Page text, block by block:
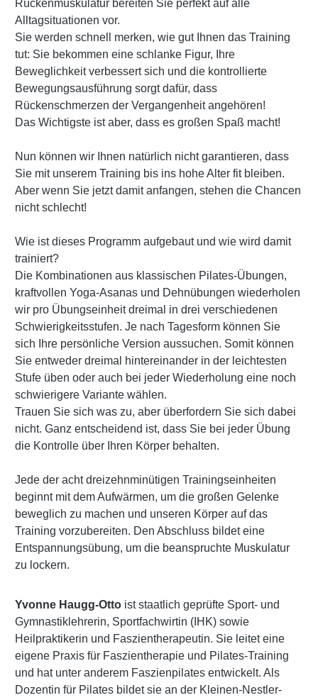
Rückenmuskulatur bereiten Sie perfekt auf alle
Alltagsituationen vor.
Sie werden schnell merken, wie gut Ihnen das Training
tut: Sie bekommen eine schlanke Figur, Ihre
Beweglichkeit verbessert sich und die kontrollierte
Bewegungsausführung sorgt dafür, dass
Rückenschmerzen der Vergangenheit angehören!
Das Wichtigste ist aber, dass es großen Spaß macht!
Nun können wir Ihnen natürlich nicht garantieren, dass
Sie mit unserem Training bis ins hohe Alter fit bleiben.
Aber wenn Sie jetzt damit anfangen, stehen die Chancen
nicht schlecht!
Wie ist dieses Programm aufgebaut und wie wird damit
trainiert?
Die Kombinationen aus klassischen Pilates-Übungen,
kraftvollen Yoga-Asanas und Dehnübungen wiederholen
wir pro Übungseinheit dreimal in drei verschiedenen
Schwierigkeitsstufen. Je nach Tagesform können Sie
sich Ihre persönliche Version aussuchen. Somit können
Sie entweder dreimal hintereinander in der leichtesten
Stufe üben oder auch bei jeder Wiederholung eine noch
schwierigere Variante wählen.
Trauen Sie sich was zu, aber überfordern Sie sich dabei
nicht. Ganz entscheidend ist, dass Sie bei jeder Übung
die Kontrolle über Ihren Körper behalten.
Jede der acht dreizehnminütigen Trainingseinheiten
beginnt mit dem Aufwärmen, um die großen Gelenke
beweglich zu machen und unseren Körper auf das
Training vorzubereiten. Den Abschluss bildet eine
Entspannungsübung, um die beanspruchte Muskulatur
zu lockern.
Yvonne Haugg-Otto ist staatlich geprüfte Sport- und
Gymnastiklehrerin, Sportfachwirtin (IHK) sowie
Heilpraktikerin und Faszientherapeutin. Sie leitet eine
eigene Praxis für Faszientherapie und Pilates-Training
und hat unter anderem Faszienpilates entwickelt. Als
Dozentin für Pilates bildet sie an der Kleinen-Nestler-